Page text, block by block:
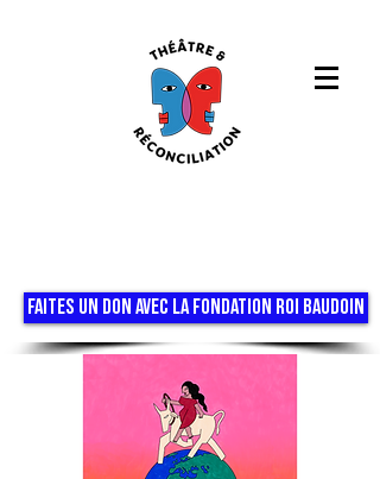
FAITES UN DON AVEC LA FONDATION ROI BAUDOIN